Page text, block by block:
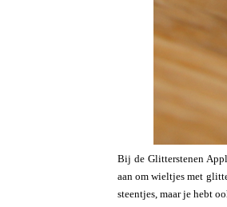
Bij de Glitterstenen
aan om wieltjes met
steentjes, maar je hebt